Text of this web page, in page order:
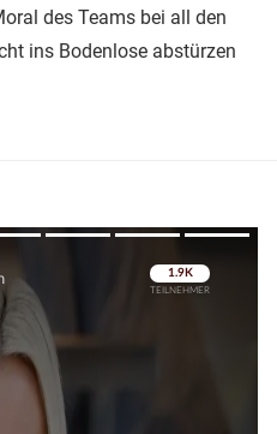
des Teams bei all den
ins Bodenlose abstürzen
Überspringen